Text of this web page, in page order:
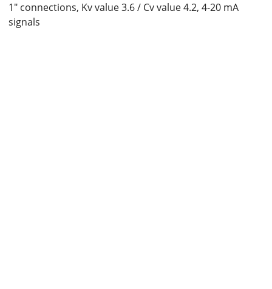
1" connections, Kv value 3.6 / Cv value 4.2, 4-20 mA
signals